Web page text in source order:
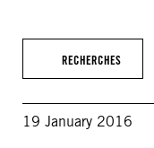
RECHERCHES
19 January 2016